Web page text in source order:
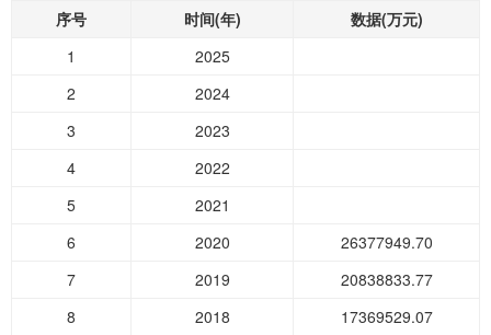
序号 时间(年)
数据(万元)
1
2025
2
2024
3
2023
4
2022
5
2021
6
2020
26377949.70
7
2019
20838833.77
8
2018
17369529.07